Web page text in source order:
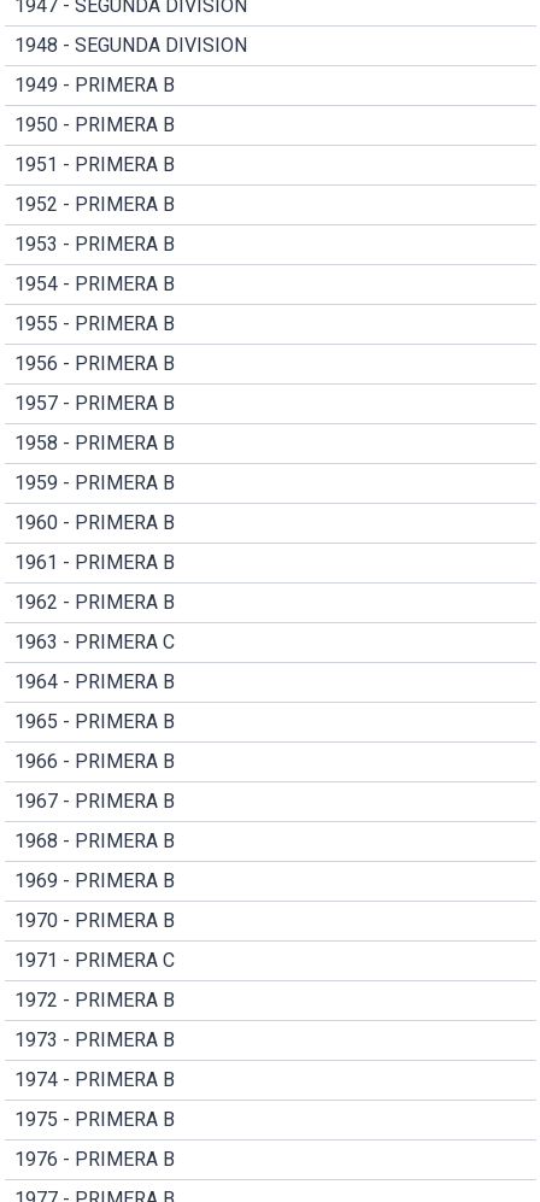
1947 - SEGUNDA DIVISION
1948 - SEGUNDA DIVISION
1949 - PRIMERA B
1950 - PRIMERA B
1951 - PRIMERA B
1952 - PRIMERA B
1953 - PRIMERA B
1954 - PRIMERA B
1955 - PRIMERA B
1956 - PRIMERA B
1957 - PRIMERA B
1958 - PRIMERA B
1959 - PRIMERA B
1960 - PRIMERA B
1961 - PRIMERA B
1962 - PRIMERA B
1963 - PRIMERA C
1964 - PRIMERA B
1965 - PRIMERA B
1966 - PRIMERA B
1967 - PRIMERA B
1968 - PRIMERA B
1969 - PRIMERA B
1970 - PRIMERA B
1971 - PRIMERA C
1972 - PRIMERA B
1973 - PRIMERA B
1974 - PRIMERA B
1975 - PRIMERA B
1976 - PRIMERA B